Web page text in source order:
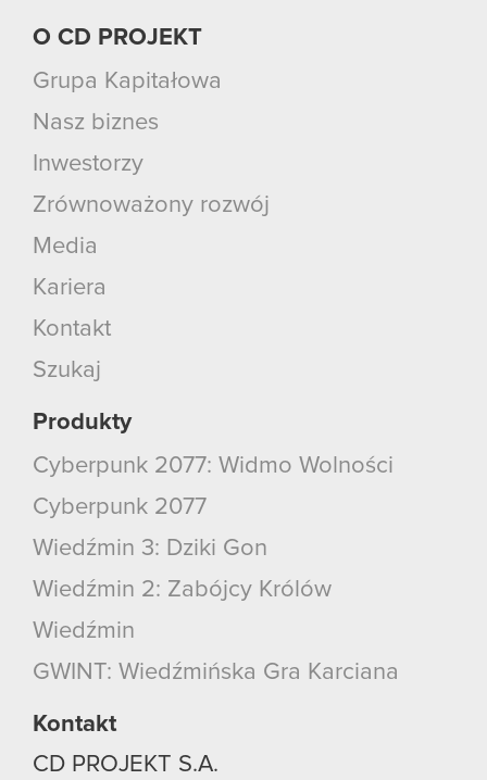
O CD PROJEKT
Grupa Kapitałowa
Nasz biznes
Inwestorzy
Zrównoważony rozwój
Media
Kariera
Kontakt
Szukaj
Produkty
Cyberpunk 2077: Widmo Wolności
Cyberpunk 2077
Wiedźmin 3: Dziki Gon
Wiedźmin 2: Zabójcy Królów
Wiedźmin
GWINT: Wiedźmińska Gra Karciana
Kontakt
CD PROJEKT S.A.